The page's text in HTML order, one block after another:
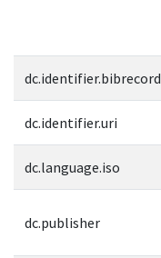
dc.identifier.bibrecord
dc.identifier.uri
dc.language.iso
dc.publisher